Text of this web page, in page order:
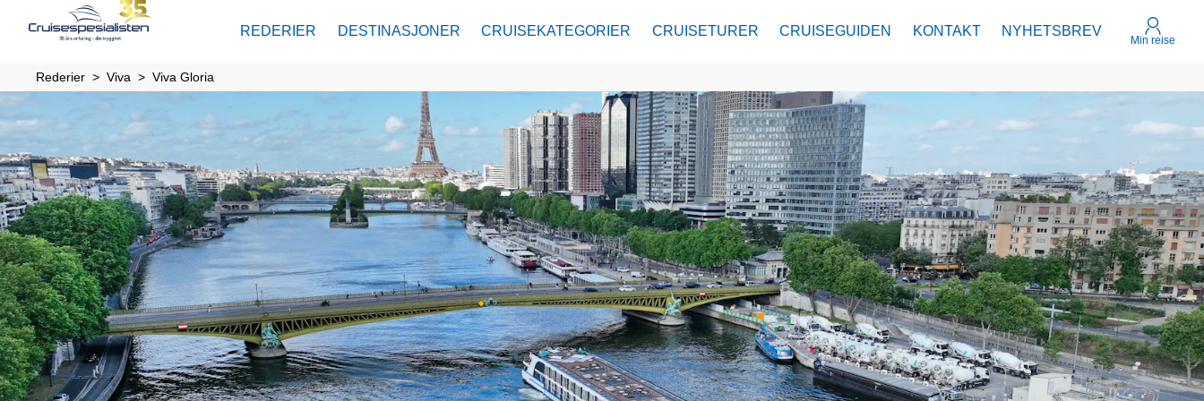
REDERIER DESTINASJONER CRUISEKATEGORIER CRUISETURER CRUISEGUIDEN KONTAKT NYHETSBREV
Min reise
Rederier Viva Viva Gloria